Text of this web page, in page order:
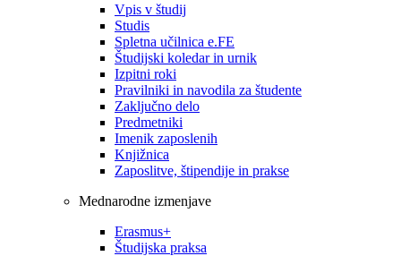
Vpis v študij
Studis
Spletna učilnica e.FE
Študijski koledar in urnik
Izpitni roki
Pravilniki in navodila za študente
Zaključno delo
Predmetniki
Imenik zaposlenih
Knjižnica
Zaposlitve, štipendije in prakse
Mednarodne izmenjave
Erasmus+
Študijska praksa